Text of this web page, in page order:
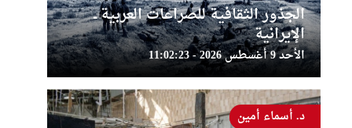
الجذور الثقافية للصراعات العربية ــ
الإيرانية
الأحد 9 أغسطس 2026 - 11:02:23
د. أسماء أمين